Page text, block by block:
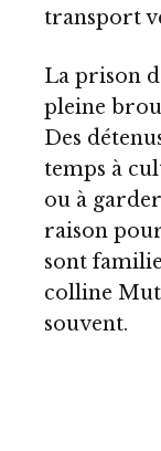
transport
La prison
pleine
Des
temps à
ou à
raison
sont
colline
souvent.